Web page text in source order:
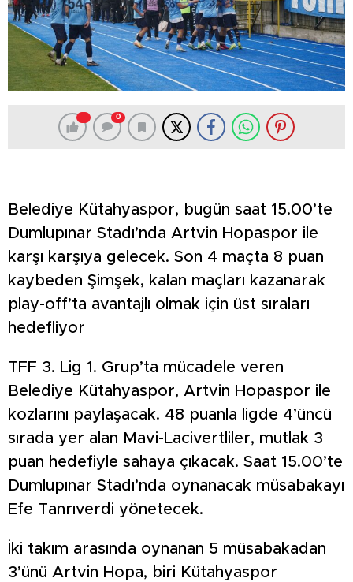
0
Belediye Kütahyaspor, bugün saat 15.00’te
Dumlupınar Stadı’nda Artvin Hopaspor ile
karşı karşıya gelecek. Son 4 maçta 8 puan
kaybeden Şimşek, kalan maçları kazanarak
play-off’ta avantajlı olmak için üst sıraları
hedefliyor
TFF 3. Lig 1. Grup’ta mücadele veren
Belediye Kütahyaspor, Artvin Hopaspor ile
kozlarını paylaşacak. 48 puanla ligde 4’üncü
sırada yer alan Mavi-Lacivertliler, mutlak 3
puan hedefiyle sahaya çıkacak. Saat 15.00’te
Dumlupınar Stadı’nda oynanacak müsabakayı
Efe Tanrıverdi yönetecek.
İki takım arasında oynanan 5 müsabakadan
3’ünü Artvin Hopa, biri Kütahyaspor